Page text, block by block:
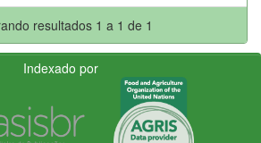
resultados 1 a 1 de 1
Indexado por